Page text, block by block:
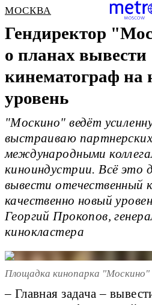
МОСКВА
Гендиректор
о планах вывести
кинематограф на
уровень
"Москино" ведёт
выстраиваю
международными
киноиндустрии. Всё это
вывести отечественный
качественно новый
Георгий Прокопов,
кинокластера
Площадка кинопарка "Москино"
– Главная задача –